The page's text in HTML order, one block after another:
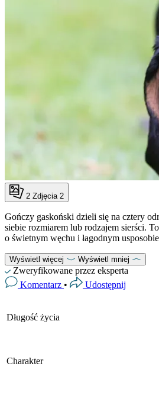
2 Zdjęcia 2
Gończy gaskoński dzieli się na cztery
siebie rozmiarem lub rodzajem sierści.
o świetnym węchu i łagodnym
Wyświetl więcej Wyświetl mniej
Zweryfikowane przez eksperta
Komentarz • Udostępnij
Długość życia
Charakter